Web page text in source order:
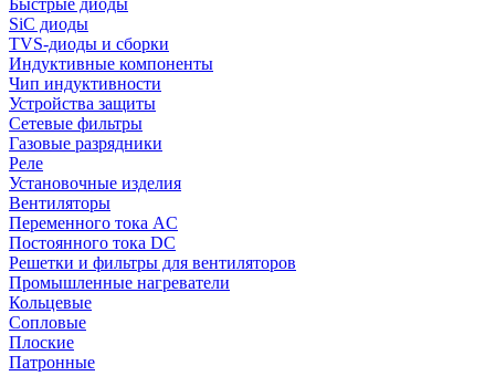
Быстрые диоды
SiC диоды
TVS-диоды и сборки
Индуктивные компоненты
Чип индуктивности
Устройства защиты
Сетевые фильтры
Газовые разрядники
Реле
Установочные изделия
Вентиляторы
Переменного тока AC
Постоянного тока DC
Решетки и фильтры для вентиляторов
Промышленные нагреватели
Кольцевые
Сопловые
Плоские
Патронные